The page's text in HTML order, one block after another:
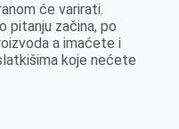
će varirati.
pitanju začina, po
a imaćete i
koje nećete